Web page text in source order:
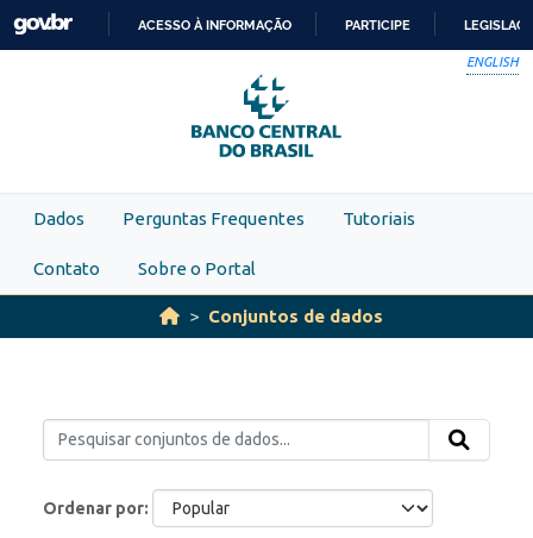
Skip to main content
PARA
O
CONTEÚDO
ACESSO À INFORMAÇÃO PARTICIPE
ENGLISH
Dados Perguntas Frequentes Tutoriais
Contato Sobre o Portal
Conjuntos de dados
Ordenar por